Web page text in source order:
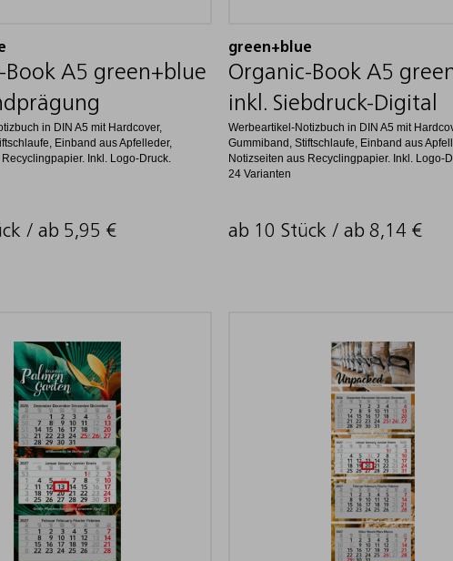
Book A5 green+blue
in DIN A5 mit Hardcover,
Einband aus Apfelleder,
Inkl. Logo-Druck.
/ ab 5,95 €
green+blue
Organic-Book A5
inkl. Siebdruck-Digital
Werbeartikel-Notizbuch in DIN A5 mit
Gummiband, Stiftschlaufe, Einband aus
Notizseiten aus Recyclingpapier. Inkl. Logo-
24 Varianten
ab 10 Stück / ab 8,14 €